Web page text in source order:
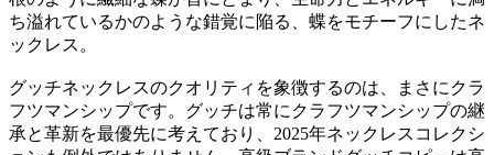
ち溢れているかのような錯覚に陥る、蝶をモチーフにしたネ
ックレス。
グッチネックレスのクオリティを象徴するのは、まさにクラ
フツマンシップです。グッチは常にクラフツマンシップの継
承と革新を最優先に考えており、2025年ネックレスコレクシ